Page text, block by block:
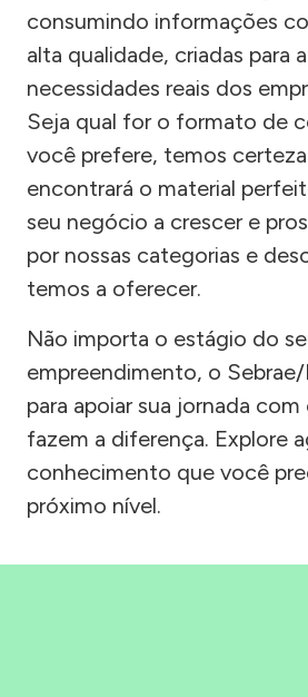
consumindo informações
alta qualidade, criadas para
necessidades reais dos
Seja qual for o formato de
você prefere, temos
encontrará o material
seu negócio a crescer e
por nossas categorias e
temos a oferecer.
Não importa o estágio do
empreendimento, o Sebrae/
para apoiar sua jornada
fazem a diferença. Explore
conhecimento que você
próximo nível.